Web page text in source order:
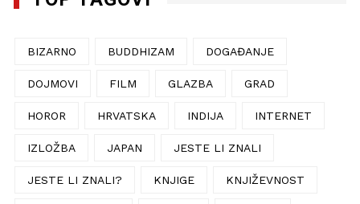
BIZARNO BUDDHIZAM DOGAĐANJE
DOJMOVI FILM GLAZBA GRAD
HOROR HRVATSKA INDIJA INTERNET
IZLOŽBA JAPAN JESTE LI ZNALI
JESTE LI ZNALI? KNJIGE KNJIŽEVNOST